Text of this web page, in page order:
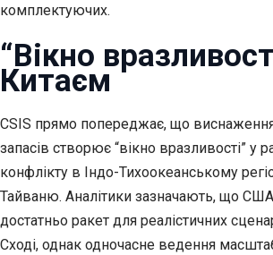
комплектуючих.
“Вікно
Китаєм
CSIS прямо попереджає, що
запасів створює “вікно вразливості” у
конфлікту в Індо-Тихоокеанському
Тайваню. Аналітики зазначають, що
достатньо ракет для реалістичних
Сході, однак одночасне ведення